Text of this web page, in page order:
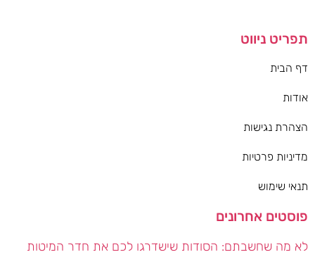
תפריט ניווט
דף הבית
אודות
הצהרת נגישות
מדיניות פרטיות
תנאי שימוש
פוסטים אחרונים
לא מה שחשבתם: הסודות שישדרגו לכם את חדר המיטות